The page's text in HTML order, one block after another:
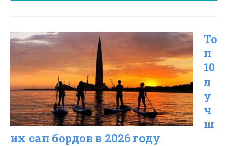
удобных
качественных
чемоданов
на
колесиках
по
То
п
10
л
у
ч
ш
их сап бордов в 2026 году